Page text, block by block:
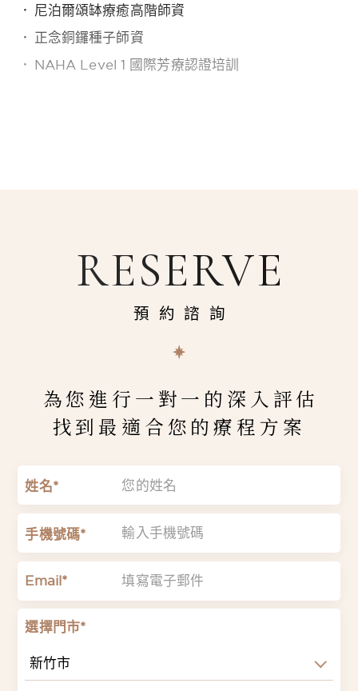
尼泊爾頌缽療癒高階師資
正念銅鑼種子師資
NAHA Level 1 國際芳療認證培訓
RESERVE
預約諮詢
為您進行一對一的深入評估
找到最適合您的療程方案
姓名*
手機號碼*
Email*
選擇門市*
新竹市